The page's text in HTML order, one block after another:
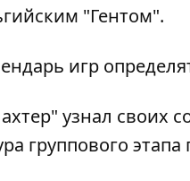
"Гентом".
игр
узнал своих
группового этапа